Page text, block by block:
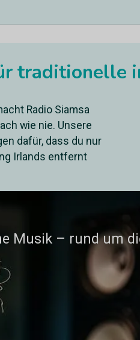
traditionelle
Radio Siamsa
wie nie. Unsere
dafür, dass du nur
Irlands entfernt
Musik – rund um